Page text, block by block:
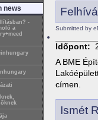
news
-
a
Submitted by
Időpont:
A BME
címen.
Ismét